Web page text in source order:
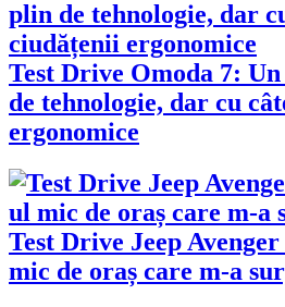
Test Drive Omoda 7:
de tehnologie, dar cu
ergonomice
Test Drive Jeep
mic de oraș care m-a